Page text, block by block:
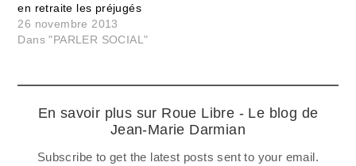
en retraite les préjugés
26 novembre 2013
Dans "PARLER SOCIAL"
En savoir plus sur Roue Libre - Le blog de
Jean-Marie Darmian
Subscribe to get the latest posts sent to your email.